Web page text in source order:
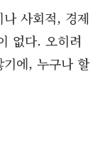
사회적, 경제
없다. 오히려
기에, 누구나 할